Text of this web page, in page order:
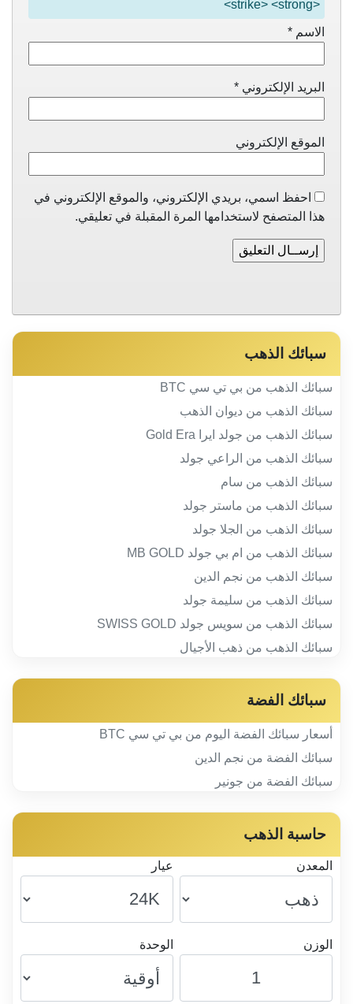
<strike> <strong>
الاسم *
البريد الإلكتروني *
الموقع الإلكتروني
احفظ اسمي، بريدي الإلكتروني، والموقع الإلكتروني في
هذا المتصفح لاستخدامها المرة المقبلة في تعليقي.
سبائك الذهب
سبائك الذهب من بي تي سي BTC
سبائك الذهب من ديوان الذهب
سبائك الذهب من جولد ايرا Gold Era
سبائك الذهب من الراعي جولد
سبائك الذهب من سام
سبائك الذهب من ماستر جولد
سبائك الذهب من الجلا جولد
سبائك الذهب من ام بي جولد MB GOLD
سبائك الذهب من نجم الدين
سبائك الذهب من سليمة جولد
سبائك الذهب من سويس جولد SWISS GOLD
سبائك الذهب من ذهب الأجيال
سبائك الفضة
أسعار سبائك الفضة اليوم من بي تي سي BTC
سبائك الفضة من نجم الدين
سبائك الفضة من جونير
حاسبة الذهب
المعدن عيار
الوزن الوحدة